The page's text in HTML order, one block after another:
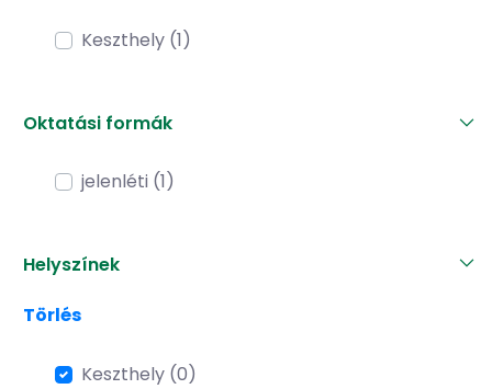
Keszthely (1)
Oktatási formák
jelenléti (1)
Helyszínek
Törlés
Keszthely (0)